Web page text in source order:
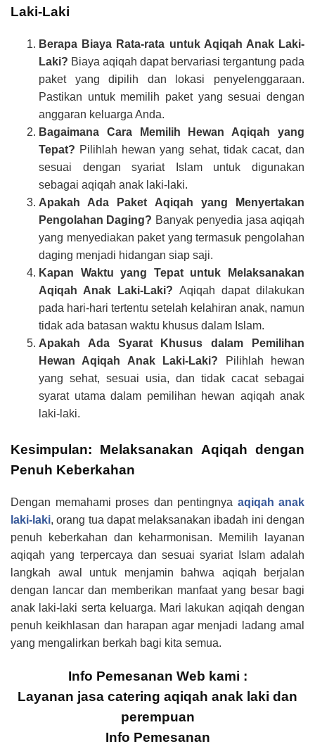
Laki-Laki
Berapa Biaya Rata-rata untuk Aqiqah Anak Laki-
Laki? Biaya aqiqah dapat bervariasi tergantung pada
paket yang dipilih dan lokasi penyelenggaraan.
Pastikan untuk memilih paket yang sesuai dengan
anggaran keluarga Anda.
Bagaimana Cara Memilih Hewan Aqiqah yang
Tepat? Pilihlah hewan yang sehat, tidak cacat, dan
sesuai dengan syariat Islam untuk digunakan
sebagai aqiqah anak laki-laki.
Apakah Ada Paket Aqiqah yang Menyertakan
Pengolahan Daging? Banyak penyedia jasa aqiqah
yang menyediakan paket yang termasuk pengolahan
daging menjadi hidangan siap saji.
Kapan Waktu yang Tepat untuk Melaksanakan
Aqiqah Anak Laki-Laki? Aqiqah dapat dilakukan
pada hari-hari tertentu setelah kelahiran anak, namun
tidak ada batasan waktu khusus dalam Islam.
Apakah Ada Syarat Khusus dalam Pemilihan
Hewan Aqiqah Anak Laki-Laki? Pilihlah hewan
yang sehat, sesuai usia, dan tidak cacat sebagai
syarat utama dalam pemilihan hewan aqiqah anak
laki-laki.
Kesimpulan: Melaksanakan Aqiqah dengan
Penuh Keberkahan
Dengan memahami proses dan pentingnya aqiqah anak
laki-laki, orang tua dapat melaksanakan ibadah ini dengan
penuh keberkahan dan keharmonisan. Memilih layanan
aqiqah yang terpercaya dan sesuai syariat Islam adalah
langkah awal untuk menjamin bahwa aqiqah berjalan
dengan lancar dan memberikan manfaat yang besar bagi
anak laki-laki serta keluarga. Mari lakukan aqiqah dengan
penuh keikhlasan dan harapan agar menjadi ladang amal
yang mengalirkan berkah bagi kita semua.
Info Pemesanan Web kami :
Layanan jasa catering aqiqah anak laki dan
perempuan
Info Pemesanan